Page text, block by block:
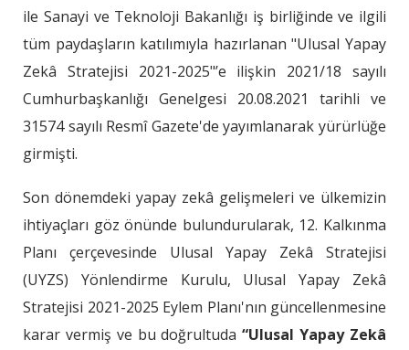
ile Sanayi ve Teknoloji Bakanlığı iş birliğinde ve ilgili
tüm paydaşların katılımıyla hazırlanan "Ulusal Yapay
Zekâ Stratejisi 2021-2025"’e ilişkin 2021/18 sayılı
Cumhurbaşkanlığı Genelgesi 20.08.2021 tarihli ve
31574 sayılı Resmî Gazete'de yayımlanarak yürürlüğe
girmişti.
Son dönemdeki yapay zekâ gelişmeleri ve ülkemizin
ihtiyaçları göz önünde bulundurularak, 12. Kalkınma
Planı çerçevesinde Ulusal Yapay Zekâ Stratejisi
(UYZS) Yönlendirme Kurulu, Ulusal Yapay Zekâ
Stratejisi 2021-2025 Eylem Planı'nın güncellenmesine
karar vermiş ve bu doğrultuda“Ulusal Yapay Zekâ